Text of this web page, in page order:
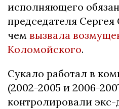
исполняющего
председателя Сергея
чем вызвала
Коломойского.
Сукало работал в
(2002-2005 и 2006-
контролировали экс-